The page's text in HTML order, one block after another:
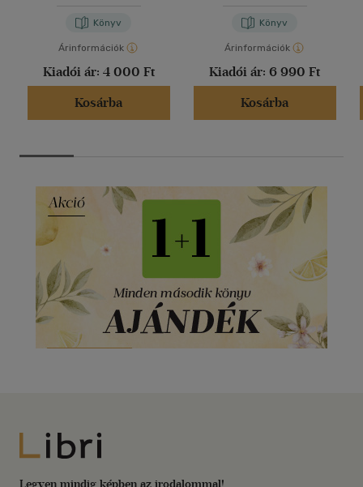
Könyv
Árinformációk
Kiadói ár: 4 000 Ft
Kosárba
Könyv
Árinformációk
Kiadói ár: 6 990 Ft
Kosárba
Libri